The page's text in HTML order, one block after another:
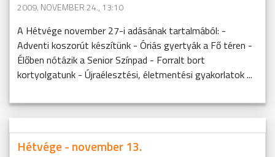
2009. NOVEMBER 24., 13:10
A Hétvége november 27-i adásának tartalmából: -
Adventi koszorút készítünk - Óriás gyertyák a Fő téren -
Élőben nótázik a Senior Színpad - Forralt bort
kortyolgatunk - Újraélesztési, életmentési gyakorlatok ...
Hétvége - november 13.